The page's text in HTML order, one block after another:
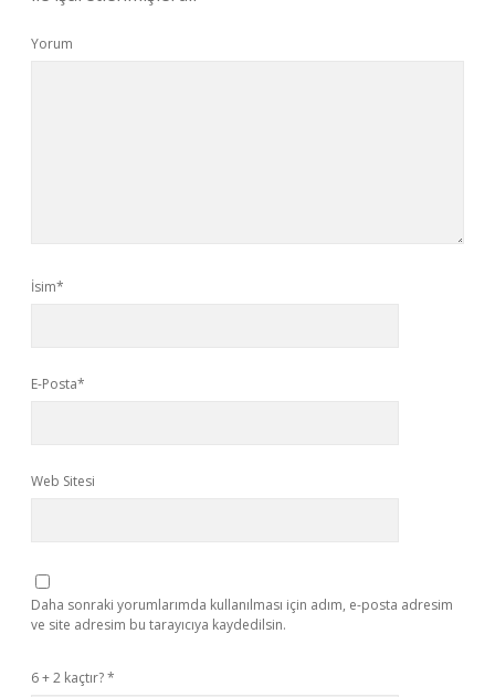
Yorum
İsim*
E-Posta*
Web Sitesi
Daha sonraki yorumlarımda kullanılması için adım, e-posta adresim
ve site adresim bu tarayıcıya kaydedilsin.
6 + 2 kaçtır?*